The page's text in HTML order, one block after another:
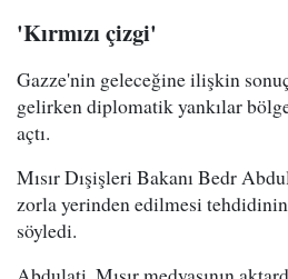
'Kırmızı çizgi'
Gazze'nin geleceğine ilişkin
gelirken diplomatik yankılar
açtı.
Mısır Dışişleri Bakanı Bedr
zorla yerinden edilmesi
söyledi.